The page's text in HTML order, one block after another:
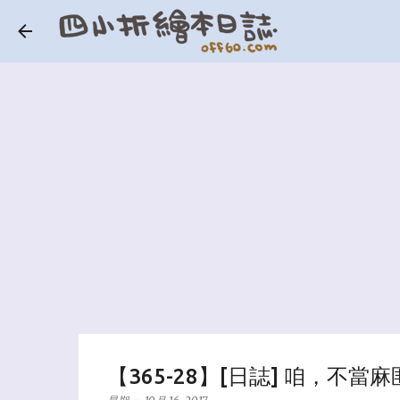
【365-28】[日誌] 咱，不當麻